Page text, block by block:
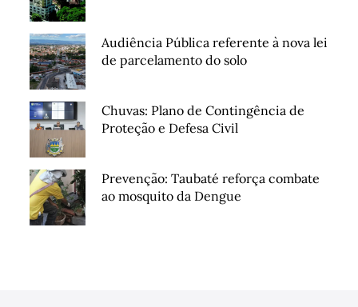
Audiência Pública referente à nova lei
de parcelamento do solo
Chuvas: Plano de Contingência de
Proteção e Defesa Civil
Prevenção: Taubaté reforça combate
ao mosquito da Dengue